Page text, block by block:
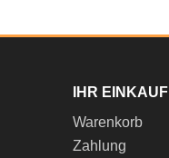
IHR EINKAUF
Warenkorb
Zahlung